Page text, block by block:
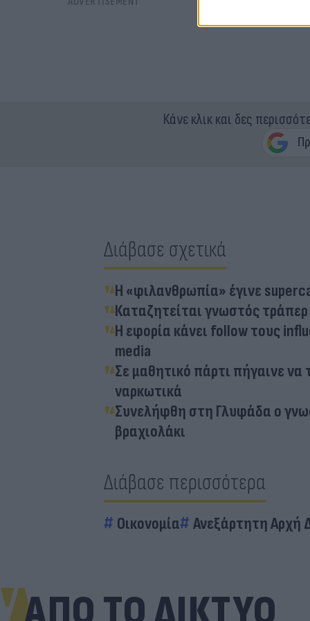
Κάνε κλικ και δες
Διάβασε σχετικά
Η «φιλανθρωπία» έγινε
Καταζητείται γνωστός
Η εφορία κάνει follow τους
media
Σε μαθητικό πάρτι πήγαινε
ναρκωτικά
Συνελήφθη στη Γλυφάδα ο
βραχιολάκι
Διάβασε περισσότερα
Οικονομία Ανεξάρτητη Αρχή